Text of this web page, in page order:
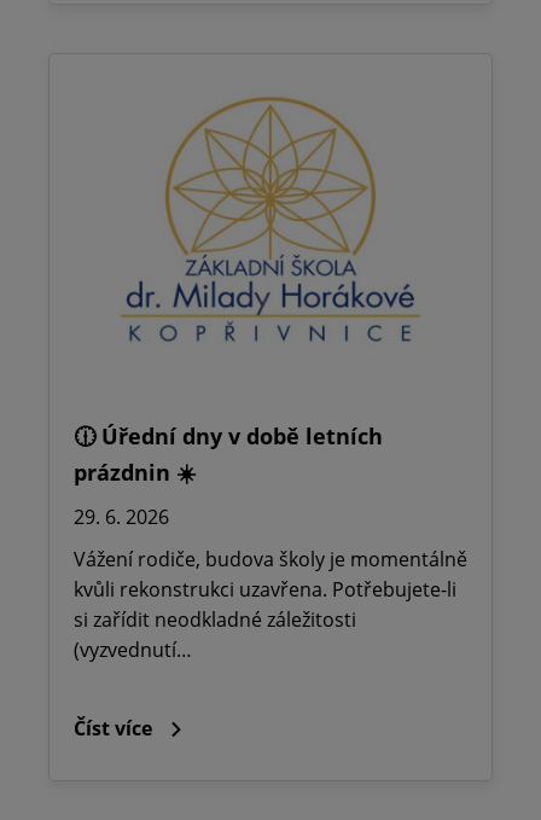
🕧 Úřední dny v době letních
prázdnin ☀️
29. 6. 2026
Vážení rodiče, budova školy je momentálně
kvůli rekonstrukci uzavřena. Potřebujete-li
si zařídit neodkladné záležitosti
(vyzvednutí…
Číst více